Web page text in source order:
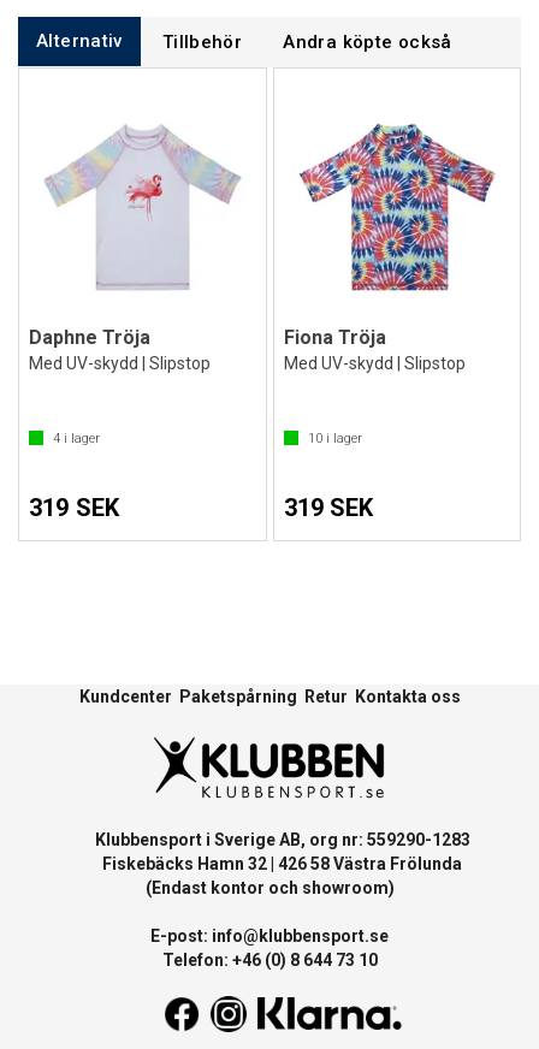
Alternativ Tillbehör Andra köpte också
Daphne Tröja
Med UV-skydd | Slipstop
4 i lager
319 SEK
Fiona Tröja
Med UV-skydd | Slipstop
10i lager
319 SEK
Kundcenter Paketspårning Retur Kontakta oss
Klubbensport i Sverige AB, org nr: 559290-1283
Fiskebäcks Hamn 32 | 426 58 Västra Frölunda
(Endast kontor och showroom)
E-post: info@klubbensport.se
Telefon: +46 (0) 8 644 73 10